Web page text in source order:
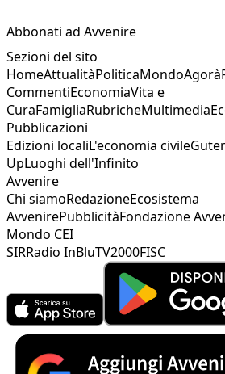
Abbonati ad Avvenire
Sezioni del sito
HomeAttualitàPoliticaMondoAgorà
CommentiEconomiaVita e
CuraFamigliaRubricheMultimedia
Pubblicazioni
Edizioni localiL'economia civile
UpLuoghi dell'Infinito
Avvenire
Chi siamoRedazioneEcosistema
AvvenirePubblicitàFondazione
Mondo CEI
SIRRadio InBluTV2000FISC